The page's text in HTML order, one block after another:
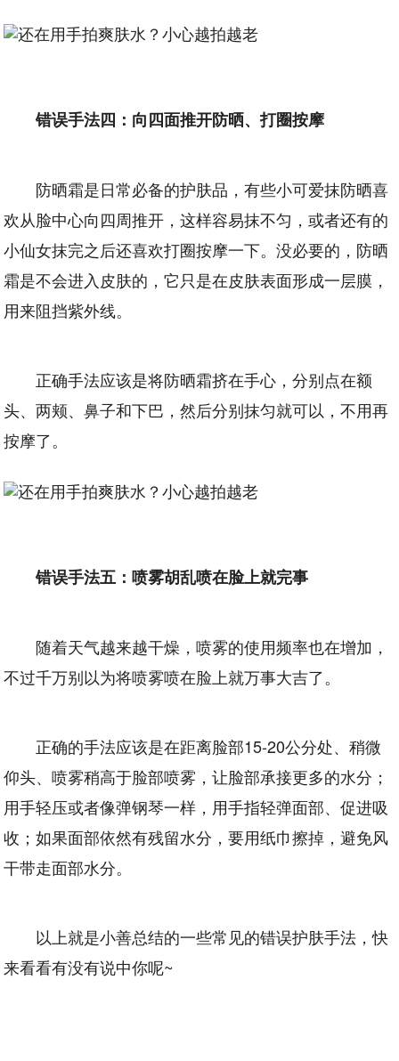
错误手法四：向四面推开防晒、打圈按摩
防晒霜是日常必备的护肤品，有些小可爱抹防晒喜
欢从脸中心向四周推开，这样容易抹不匀，或者还有的
小仙女抹完之后还喜欢打圈按摩一下。没必要的，防晒
霜是不会进入皮肤的，它只是在皮肤表面形成一层膜，
用来阻挡紫外线。
正确手法应该是将防晒霜挤在手心，分别点在额
头、两颊、鼻子和下巴，然后分别抹匀就可以，不用再
按摩了。
错误手法五：喷雾胡乱喷在脸上就完事
随着天气越来越干燥，喷雾的使用频率也在增加，
不过千万别以为将喷雾喷在脸上就万事大吉了。
正确的手法应该是在距离脸部15-20公分处、稍微
仰头、喷雾稍高于脸部喷雾，让脸部承接更多的水分；
用手轻压或者像弹钢琴一样，用手指轻弹面部、促进吸
收；如果面部依然有残留水分，要用纸巾擦掉，避免风
干带走面部水分。
以上就是小善总结的一些常见的错误护肤手法，快
来看看有没有说中你呢~